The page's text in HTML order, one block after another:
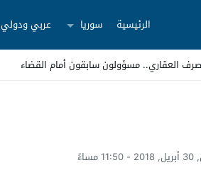
الرئيسية سوريا عربي ودولي